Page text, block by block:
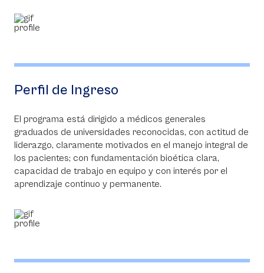
Perfil de Ingreso
El programa está dirigido a médicos generales
graduados de universidades reconocidas, con actitud de
liderazgo, claramente motivados en el manejo integral de
los pacientes; con fundamentación bioética clara,
capacidad de trabajo en equipo y con interés por el
aprendizaje continuo y permanente.